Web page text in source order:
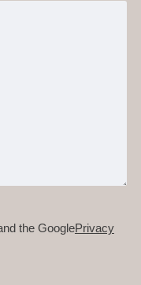
the GooglePrivacy